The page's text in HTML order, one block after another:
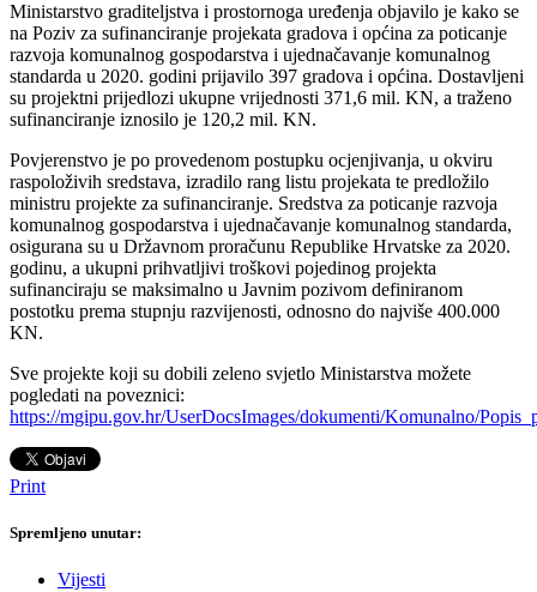
Ministarstvo graditeljstva i prostornoga uređenja objavilo je kako se
na Poziv za sufinanciranje projekata gradova i općina za poticanje
razvoja komunalnog gospodarstva i ujednačavanje komunalnog
standarda u 2020. godini prijavilo 397 gradova i općina. Dostavljeni
su projektni prijedlozi ukupne vrijednosti 371,6 mil. KN, a traženo
sufinanciranje iznosilo je 120,2 mil. KN.
Povjerenstvo je po provedenom postupku ocjenjivanja, u okviru
raspoloživih sredstava, izradilo rang listu projekata te predložilo
ministru projekte za sufinanciranje. Sredstva za poticanje razvoja
komunalnog gospodarstva i ujednačavanje komunalnog standarda,
osigurana su u Državnom proračunu Republike Hrvatske za 2020.
godinu, a ukupni prihvatljivi troškovi pojedinog projekta
sufinanciraju se maksimalno u Javnim pozivom definiranom
postotku prema stupnju razvijenosti, odnosno do najviše 400.000
KN.
Sve projekte koji su dobili zeleno svjetlo Ministarstva možete
pogledati na poveznici:
https://mgipu.gov.hr/UserDocsImages/dokumenti/Komunalno/
Print
Spremljeno unutar:
Vijesti